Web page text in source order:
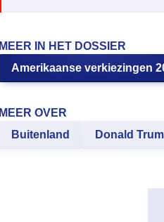
MEER IN HET DOSSIER
Amerikaanse verkiezingen
MEER OVER
Buitenland
Donald